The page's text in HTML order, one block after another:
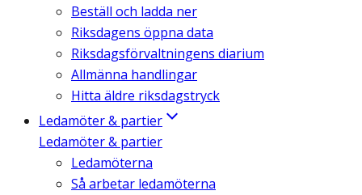
Beställ och ladda ner
Riksdagens öppna data
Riksdagsförvaltningens diarium
Allmänna handlingar
Hitta äldre riksdagstryck
Ledamöter & partier
Ledamöter & partier
Ledamöterna
Så arbetar ledamöterna